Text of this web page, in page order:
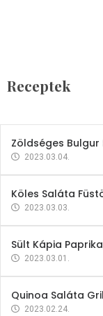
Receptek
2023.03.06.
Zöldséges Bulgur
2023.03.04.
Köles Saláta
2023.03.03.
Sült Kápia
2023.03.01.
Quinoa Saláta
2023.02.24.